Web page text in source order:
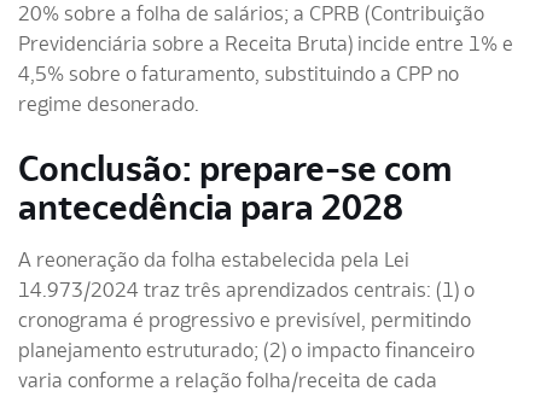
20% sobre a folha de salários; a CPRB (Contribuição
Previdenciária sobre a Receita Bruta) incide entre 1% e
4,5% sobre o faturamento, substituindo a CPP no
regime desonerado.
Conclusão: prepare-se com
antecedência para 2028
A reoneração da folha estabelecida pela Lei
14.973/2024 traz três aprendizados centrais: (1) o
cronograma é progressivo e previsível, permitindo
planejamento estruturado; (2) o impacto financeiro
varia conforme a relação folha/receita de cada